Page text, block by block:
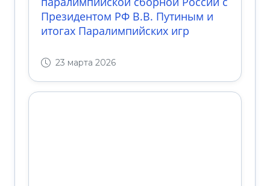
Президентом РФ В.В. Путиным и
итогах Паралимпийских игр
23 марта 2026